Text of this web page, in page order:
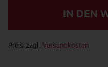
IN DEN
Preis zzgl. Versandkosten